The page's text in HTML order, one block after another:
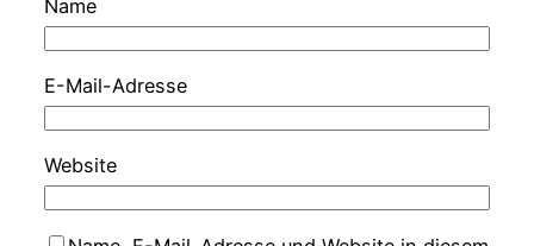
Name
E-Mail-Adresse
Website